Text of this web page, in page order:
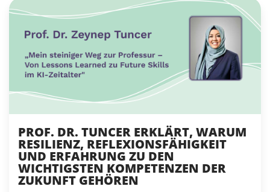
PROF. DR. TUNCER ERKLÄRT, WARUM
RESILIENZ, REFLEXIONSFÄHIGKEIT
UND ERFAHRUNG ZU DEN
WICHTIGSTEN KOMPETENZEN DER
ZUKUNFT GEHÖREN